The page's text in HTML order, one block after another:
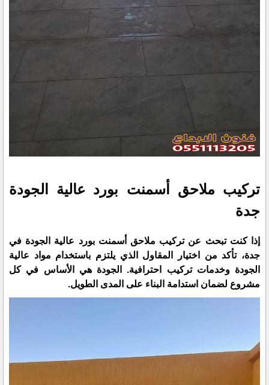
تركيب ملاحق أسمنت بورد عالية الجودة
جدة
إذا كنت تبحث عن تركيب ملاحق أسمنت بورد عالية الجودة في
جدة، تأكد من اختيار المقاول الذي يلتزم باستخدام مواد عالية
الجودة وخدمات تركيب احترافية. الجودة هي الأساس في كل
مشروع لضمان استدامة البناء على المدى الطويل.